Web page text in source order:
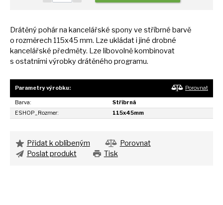
Drátěný pohárna kancelářské sponyve stříbrné barvě
o rozměrech 115x45 mm. Lze ukládati jiné drobné
kancelářské předměty. Lze libovolně kombinovat
s ostatními výrobky drátěného programu.
Parametry výrobku: Porovnat
Barva:
Stříbrná
ESHOP_Rozmer:
115x45mm
Přidat k oblíbeným
Porovnat
Poslat produkt
Tisk